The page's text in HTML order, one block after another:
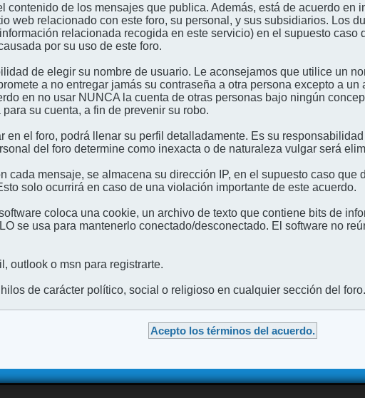
contenido de los mensajes que publica. Además, está de acuerdo en
web relacionado con este foro, su personal, y sus subsidiarios. Los
relacionada recogida en este servicio) en el supuesto
por su uso de este foro.
de elegir su nombre de usuario. Le aconsejamos que utilice un
a no entregar jamás su contraseña a otra persona excepto a
en no usar NUNCA la cuenta de otras personas bajo ningún
su cuenta, a fin de prevenir su robo.
en el foro, podrá llenar su perfil detalladamente. Es su
del foro determine como inexacta o de naturaleza vulgar será
cada mensaje, se almacena su dirección IP, en el supuesto caso
solo ocurrirá en caso de una violación importante de este acuerdo.
coloca una cookie, un archivo de texto que contiene bits de
se usa para mantenerlo conectado/desconectado. El software no
outlook o msn para registrarte.
de carácter político, social o religioso en cualquier sección del foro.